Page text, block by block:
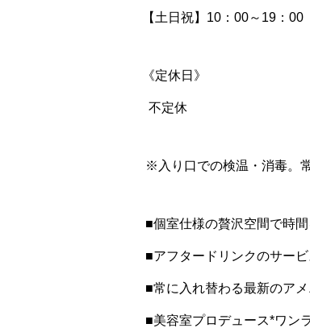
【土日祝】10：00～19：00
《定休日》
不定休
※入り口での検温・消毒。
■個室仕様の贅沢空間で時
■アフタードリンクのサー
■常に入れ替わる最新のア
■美容室プロデュース*ワン